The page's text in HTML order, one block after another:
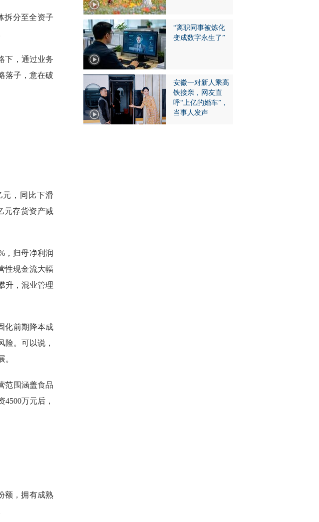
拆分至全资子
下，通过业务
落子，意在破
元，同比下滑
元存货资产减
，归母净利润
性现金流大幅
升，混业管理
化前期降本成
险。可以说，
范围涵盖食品
万元后，
额，拥有成熟
“离职同事被炼化
变成数字永生了”
安徽一对新人乘高
铁接亲，网友直
呼“上亿的婚车”，
当事人发声